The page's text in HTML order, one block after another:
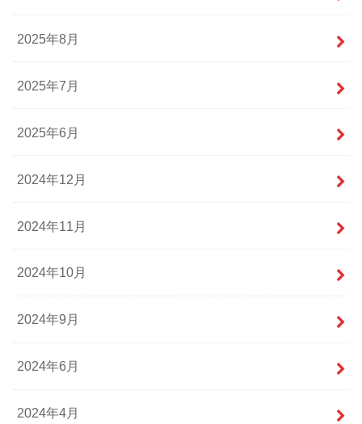
2025年8月
2025年7月
2025年6月
2024年12月
2024年11月
2024年10月
2024年9月
2024年6月
2024年4月